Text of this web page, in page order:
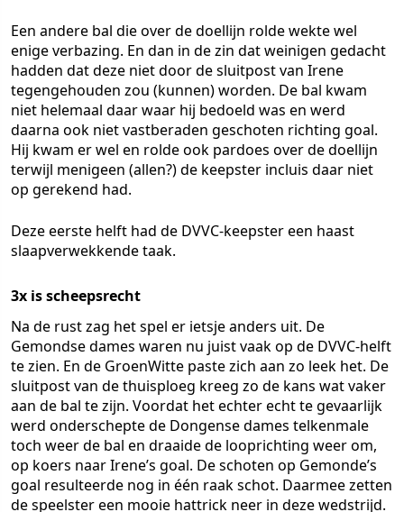
Een andere bal die over de doellijn rolde wekte wel
enige verbazing. En dan in de zin dat weinigen gedacht
hadden dat deze niet door de sluitpost van Irene
tegengehouden zou (kunnen) worden. De bal kwam
niet helemaal daar waar hij bedoeld was en werd
daarna ook niet vastberaden geschoten richting goal.
Hij kwam er wel en rolde ook pardoes over de doellijn
terwijl menigeen (allen?) de keepster incluis daar niet
op gerekend had.
Deze eerste helft had de DVVC-keepster een haast
slaapverwekkende taak.
3x is scheepsrecht
Na de rust zag het spel er ietsje anders uit. De
Gemondse dames waren nu juist vaak op de DVVC-helft
te zien. En de GroenWitte paste zich aan zo leek het. De
sluitpost van de thuisploeg kreeg zo de kans wat vaker
aan de bal te zijn. Voordat het echter echt te gevaarlijk
werd onderschepte de Dongense dames telkenmale
toch weer de bal en draaide de looprichting weer om,
op koers naar Irene’s goal. De schoten op Gemonde’s
goal resulteerde nog in één raak schot. Daarmee zetten
de speelster een mooie hattrick neer in deze wedstrijd.